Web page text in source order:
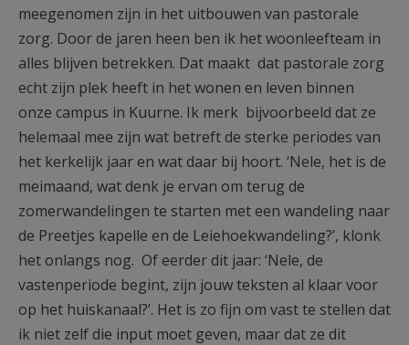
meegenomen zijn in het uitbouwen van pastorale
zorg. Door de jaren heen ben ik het woonleefteam in
alles blijven betrekken. Dat maakt dat pastorale zorg
echt zijn plek heeft in het wonen en leven binnen
onze campus in Kuurne. Ik merk bijvoorbeeld dat ze
helemaal mee zijn wat betreft de sterke periodes van
het kerkelijk jaar en wat daar bij hoort. ‘Nele, het is de
meimaand, wat denk je ervan om terug de
zomerwandelingen te starten met een wandeling naar
de Preetjes kapelle en de Leiehoekwandeling?’, klonk
het onlangs nog. Of eerder dit jaar: ‘Nele, de
vastenperiode begint, zijn jouw teksten al klaar voor
op het huiskanaal?’. Het is zo fijn om vast te stellen dat
ik niet zelf die input moet geven, maar dat ze dit